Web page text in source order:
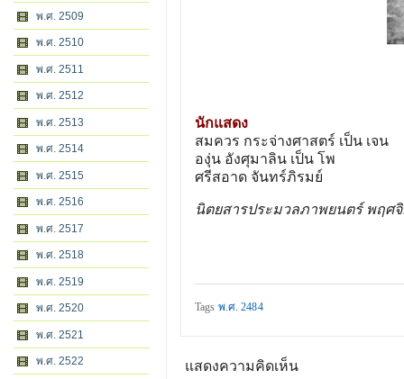
พ.ศ. 2509
พ.ศ. 2510
พ.ศ. 2511
พ.ศ. 2512
พ.ศ. 2513
พ.ศ. 2514
พ.ศ. 2515
พ.ศ. 2516
พ.ศ. 2517
พ.ศ. 2518
พ.ศ. 2519
พ.ศ. 2520
พ.ศ. 2521
พ.ศ. 2522
นักแสดง
สมควร กระจ่างศาสตร์ เป็น เจน
องุ่น อังศุมาลิน เป็น โพ
ศรีสอาด จันทร์ภิรมย์
นิตยสารประมวลภาพยนตร์ พฤศจิ
Tags พ.ศ. 2484
แสดงความคิดเห็น